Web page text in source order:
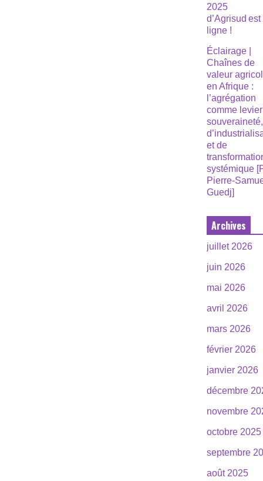
2025
d’Agrisud
ligne !
Éclairage |
Chaînes de
valeur
en Afrique :
l’agrégation
comme
souveraineté,
et de
systémique
Pierre-
Guedj]
Archives
juillet 2026
juin 2026
mai 2026
avril 2026
mars 2026
février 2026
janvier 2026
décembre
novembre
octobre 2025
septembre
août 2025